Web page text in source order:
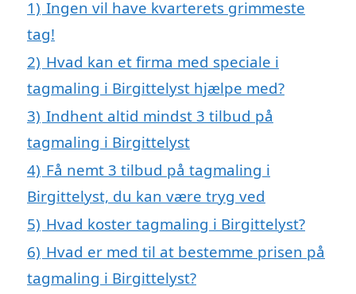
1) Ingen vil have kvarterets grimmeste
tag!
2) Hvad kan et firma med speciale i
tagmaling i Birgittelyst hjælpe med?
3) Indhent altid mindst 3 tilbud på
tagmaling i Birgittelyst
4) Få nemt 3 tilbud på tagmaling i
Birgittelyst, du kan være tryg ved
5) Hvad koster tagmaling i Birgittelyst?
6) Hvad er med til at bestemme prisen på
tagmaling i Birgittelyst?